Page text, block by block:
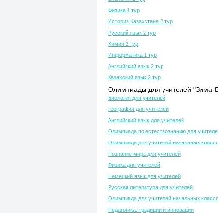
Физика 1 тур
История Казахстана 2 тур
Русский язык 2 тур
Химия 2 тур
Информатика 1 тур
Английский язык 2 тур
Казахский язык 2 тур
Олимпиады для учителей "Зима-
Биология для учителей
География для учителей
Английский язык для учителей
Олимпиада по естествознанию для
Олимпиада для учителей начальных
Познание мира для учителей
Физика для учителей
Немецкий язык для учителей
Русская литература для учителей
Олимпиада для учителей начальных
Педагогика: традиции и инновации